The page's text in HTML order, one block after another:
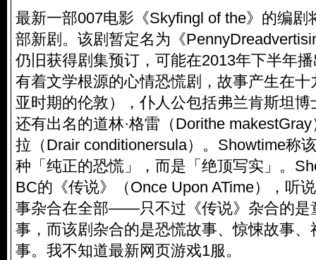
最新一部007电影《Skyfingl of the》的编剧
部新剧。该剧暂定名为《
仍旧获得剧集预订，可能在2013年下半年
有着文学根源的心情恐慌剧，故事产生在
亚时期的伦敦），仆人公包括弗兰肯斯坦
还有出名的道林·格雷（Dorithe
拉（Drair conditionersula）。Showtime称
种「纯正的恐慌」，而是「绝顶写实」。
BC的《传说》（Once Upon ATime），听
事杂合在全部——只不过《传说》杂合的是
事，而该剧杂合的是恐慌故事、惊悚故事
事。我不知道最新网页游戏1服。